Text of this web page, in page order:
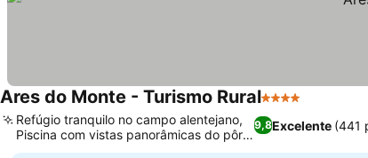
Ares do Monte - Turismo Rural4 Estrelas
9,8Excelente (441
Refúgio tranquilo no campo alentejano,
Piscina com vistas panorâmicas do pôr
do sol